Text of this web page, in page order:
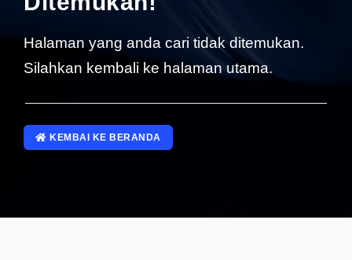
Halaman yang anda cari tidak ditemukan.
Silahkan kembali ke halaman utama.
KEMBAI KE BERANDA